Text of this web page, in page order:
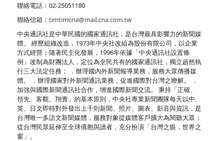
聯絡電話：02-25051180
聯絡信箱： timtimcna@mail.cna.com.tw
中央通訊社是中華民國的國家通訊社，是台灣最具影響力的新聞媒
體。 經歷組織改造，1973年中央社改組為股份有限公司，以企業
方式經營；隨著民主化發展，1996年依據「中央通訊社設置條
例」改制為財團法人，定位為全民共有的國家通訊社，獨立超然執
行三大法定任務： ．辦理國內外新聞報導業務，服務大眾傳播媒
體。 ．辦理國家對外新聞通訊業務，促進國際對台灣之瞭解。 ．
加強與國際新聞通訊社合作，增進國際新聞交流。 秉持「正確、
領先、客觀、翔實」的基本原則，中央社專業新聞團隊每天以中、
英、日文即時對外發出上千則新聞、照片、圖表、影音與資訊，是
台灣唯一多語文新聞媒體，服務對象從媒體客戶擴大為閱聽大眾；
從台灣民眾延伸至全球僑胞與讀者，充分扮演「台灣之眼，世界之
窗」。